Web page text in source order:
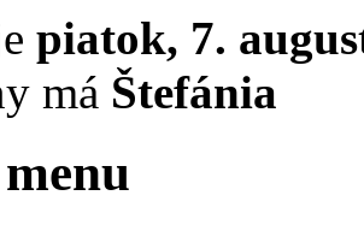
piatok, 7.
má Štefánia